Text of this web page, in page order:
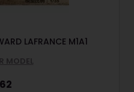
LAFRANCE M1A1
MODEL
62